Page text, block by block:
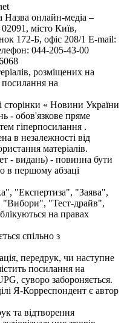
Назва онлайн-медіа –
місто Київ,
172-Б, офіс 208/1 E-mail:
044-205-43-00
розміщених на
посилання на
сторінки « Новини України
- обов'язкове пряме
гіперпосилання .
в незалежності від
матеріалів.
- видань) - повинна бути
в першому абзаці
"Експертиза", "Заява",
"Вибори", "Тест-драйв",
на правах
спільно з
передрук, чи наступне
посилання на
суворо забороняється.
Я-Корреспондент є автор
та відтворення